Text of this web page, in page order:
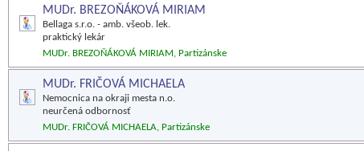
MUDr. BREZOŇÁKOVÁ MIRIAM
Bellaga s.r.o. - amb. všeob. lek.
praktický lekár
MUDr. BREZOŇÁKOVÁ MIRIAM, Partizánske
MUDr. FRIČOVÁ MICHAELA
Nemocnica na okraji mesta n.o.
neurčená odbornosť
MUDr. FRIČOVÁ MICHAELA, Partizánske